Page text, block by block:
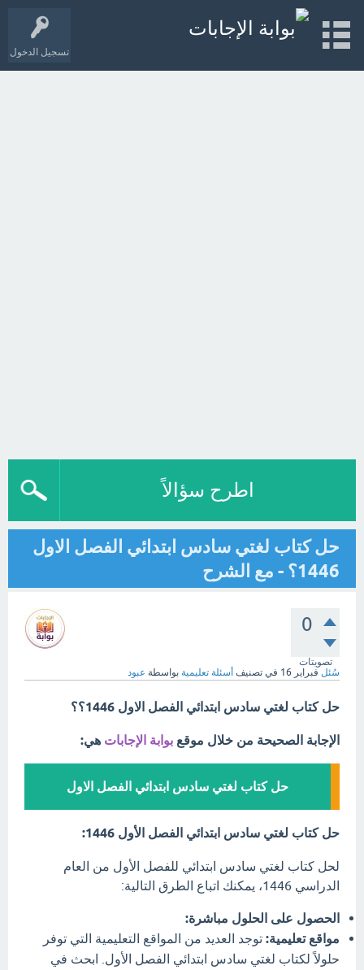
تسجيل الدخول
اطرح سؤالاً
حل كتاب لغتي سادس ابتدائي الفصل الاول
1446؟ - مع الشرح
0
تصويتات
سُئل فبراير 16 في تصنيف أسئلة تعليمية بواسطة عبود
حل كتاب لغتي سادس ابتدائي الفصل الاول 1446؟؟
الإجابة الصحيحة من خلال موقع بوابة الإجابات هي:
حل كتاب لغتي سادس ابتدائي الفصل الاول
حل كتاب لغتي سادس ابتدائي الفصل الأول 1446:
لحل كتاب لغتي سادس ابتدائي للفصل الأول من العام
الدراسي 1446، يمكنك اتباع الطرق التالية:
الحصول على الحلول مباشرة:
مواقع تعليمية: توجد العديد من المواقع التعليمية التي توفر
حلولاً لكتاب لغتي سادس ابتدائي الفصل الأول. ابحث في